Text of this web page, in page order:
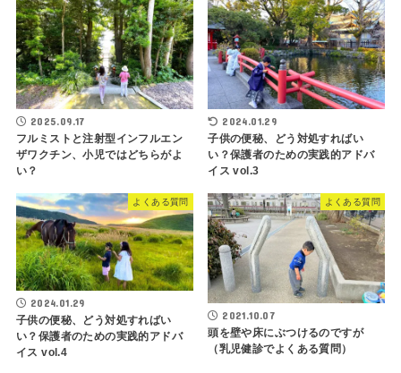
2025.09.17
フルミストと注射型インフルエン
ザワクチン、小児ではどちらがよ
い？
2024.01.29
子供の便秘、どう対処すればい
い？保護者のための実践的アドバ
イス vol.3
よくある質問
2024.01.29
子供の便秘、どう対処すればい
い？保護者のための実践的アドバ
イス vol.4
よくある質問
2021.10.07
頭を壁や床にぶつけるのですが
（乳児健診でよくある質問）